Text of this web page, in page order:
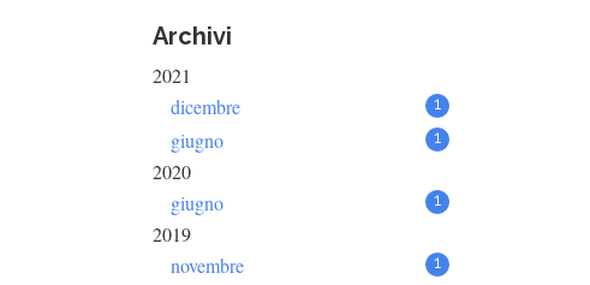
Archivi
2021
dicembre
1
giugno 1
2020
giugno
1
2019
novembre
1